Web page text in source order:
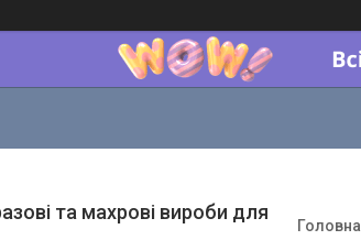
та махрові вироби для
Головна